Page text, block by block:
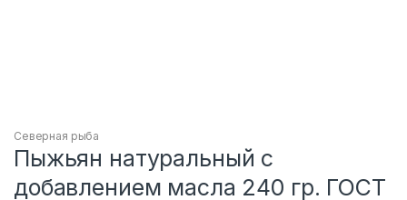
Северная рыба
Пыжьян натуральный с
добавлением масла 240 гр. ГОСТ